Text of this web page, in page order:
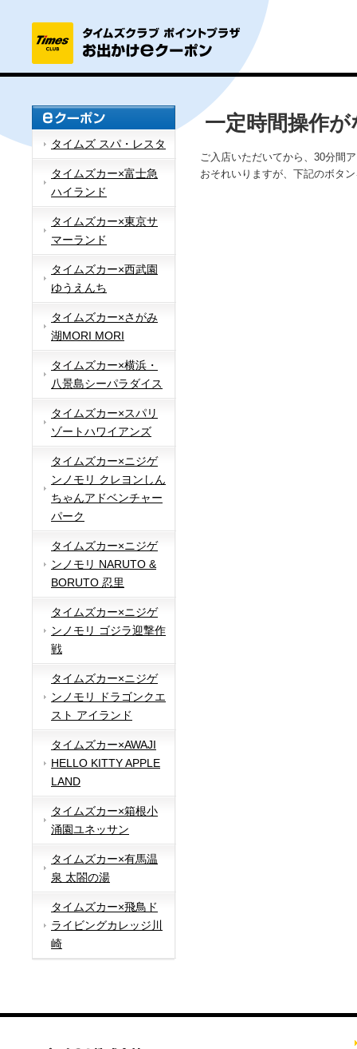
タイムズ スパ・レスタ
タイムズカー×富士急
ハイランド
タイムズカー×東京サ
マーランド
タイムズカー×西武園
ゆうえんち
タイムズカー×さがみ
湖MORI MORI
タイムズカー×横浜・
八景島シーパラダイス
タイムズカー×スパリ
ゾートハワイアンズ
タイムズカー×ニジゲ
ンノモリ クレヨンしん
ちゃんアドベンチャー
パーク
タイムズカー×ニジゲ
ンノモリ NARUTO &
BORUTO 忍里
タイムズカー×ニジゲ
ンノモリ ゴジラ迎撃作
戦
タイムズカー×ニジゲ
ンノモリ ドラゴンクエ
スト アイランド
タイムズカー×AWAJI
HELLO KITTY APPLE
LAND
タイムズカー×箱根小
涌園ユネッサン
タイムズカー×有馬温
泉 太閤の湯
タイムズカー×飛鳥ド
ライビングカレッジ川
崎
一定時間操作
ご入店いただいてから、30分間
おそれいりますが、下記のボタ